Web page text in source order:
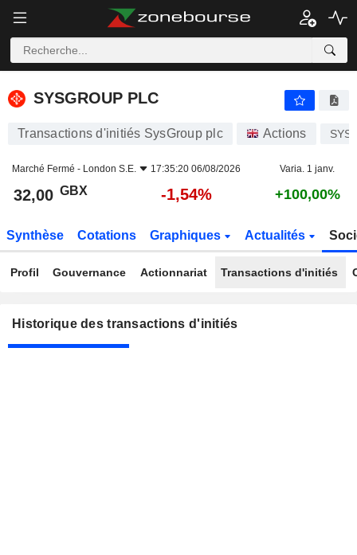
SYSGROUP PLC
SYSGROUP PLC
Transactions d'initiés SysGroup plc Actions SYS
Marché Fermé - London S.E. 17:35:20 06/08/2026 Varia. 1 janv.
32,00 GBX -1,54% +100,00%
Synthèse Cotations Graphiques Actualités
Profil Gouvernance Actionnariat Transactions d'initiés
Historique des transactions d'initiés